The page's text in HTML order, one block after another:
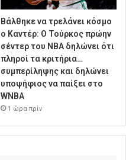
Βάλθηκε να τρελάνει κόσμο
ο Καντέρ: Ο Τούρκος πρώην
σέντερ του NBA δηλώνει ότι
πληροί τα κριτήρια…
συμπερίληψης και δηλώνει
υποψήφιος να παίξει στο
WNBA
1 ώρα πρίν